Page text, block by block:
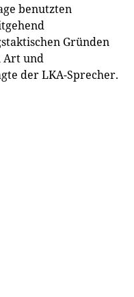
benutzten
Gründen
Art und
der LKA-Sprecher.